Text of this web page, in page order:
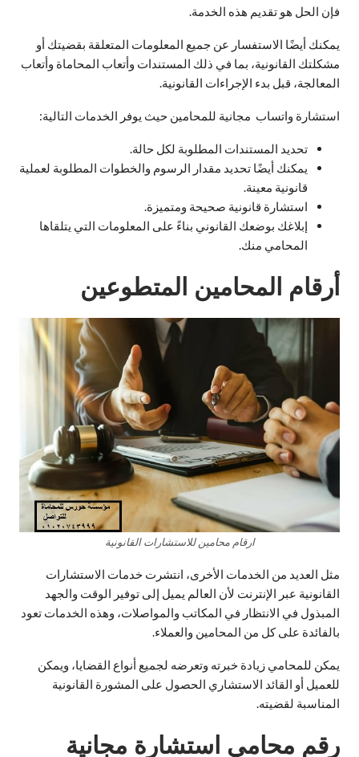
فإن الحل هو تقديم هذه الخدمة.
يمكنك أيضًا الاستفسار عن جميع المعلومات المتعلقة بقضيتك أو
مشكلتك القانونية، بما في ذلك المستندات وأتعاب المحاماة وأتعاب
المعالجة، قبل بدء الإجراءات القانونية.
استشارة واتساب مجانية للمحامين حيث يوفر الخدمات التالية:
تحديد المستندات المطلوبة لكل حالة.
يمكنك أيضًا تحديد مقدار الرسوم والخطوات المطلوبة لعملية
قانونية معينة.
استشارة قانونية صحيحة ومتميزة.
إبلاغك بوضعك القانوني بناءً على المعلومات التي يتلقاها
المحامي منك.
أرقام المحامين المتطوعين
ارقام محامين للاستشارات القانونية
مثل العديد من الخدمات الأخرى، انتشرت خدمات الاستشارات
القانونية عبر الإنترنت لأن العالم يميل إلى توفير الوقت والجهد
المبذول في الانتظار في المكاتب والمواصلات، وهذه الخدمات تعود
بالفائدة على كل من المحامين والعملاء.
يمكن للمحامي زيادة خبرته وتعرضه لجميع أنواع القضايا، ويمكن
للعميل أو القائد الاستشاري الحصول على المشورة القانونية
المناسبة لقضيته.
رقم محامي استشارة مجانية